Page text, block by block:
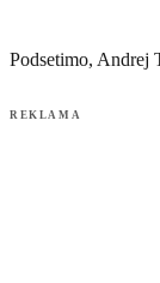
Podsetimo, Andrej
REKLAMA